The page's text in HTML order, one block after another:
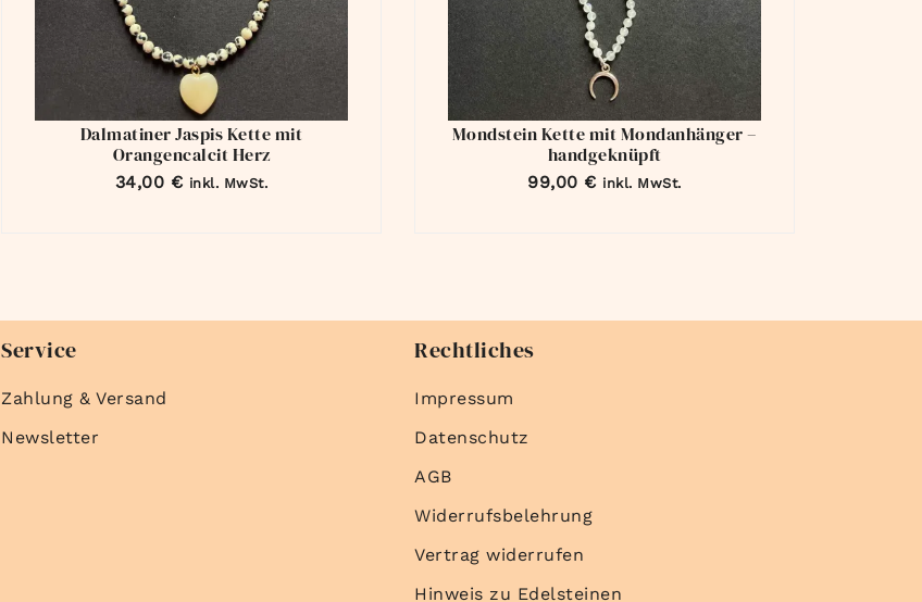
Dalmatiner Jaspis Kette mit
Orangencalcit Herz
34,00 € inkl. MwSt.
Mondstein Kette mit Mondanhänger –
handgeknüpft
99,00 € inkl. MwSt.
Service
Zahlung & Versand
Newsletter
Rechtliches
Impressum
Datenschutz
AGB
Widerrufsbelehrung
Vertrag widerrufen
Hinweis zu Edelsteinen